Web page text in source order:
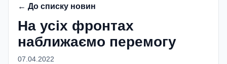
← До списку новин
На усіх фронтах
наближаємо перемогу
07.04.2022